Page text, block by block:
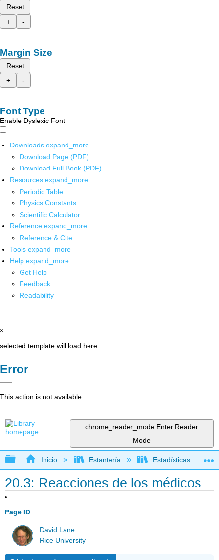
Reset
+
-
Margin Size
Reset
+
-
Font Type
Enable Dyslexic Font
Downloads expand_more
Download Page (PDF)
Download Full Book (PDF)
Resources expand_more
Periodic Table
Physics Constants
Scientific Calculator
Reference expand_more
Reference & Cite
Tools expand_more
Help expand_more
Get Help
Feedback
Readability
x
selected template will load here
Error
This action is not available.
chrome_reader_mode Enter Reader
Mode
Expandir/contraer jerarquía global
Inicio Estantería Estadísticas
20.3: Reacciones de los médicos
Page ID
David Lane
Rice University